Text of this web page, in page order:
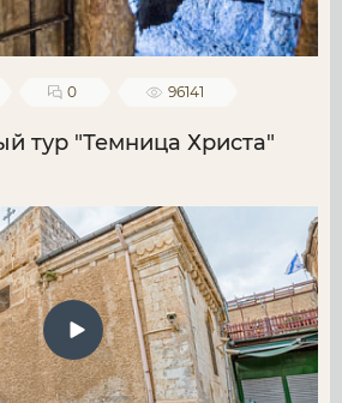
0 96141
тур "Темница Христа"